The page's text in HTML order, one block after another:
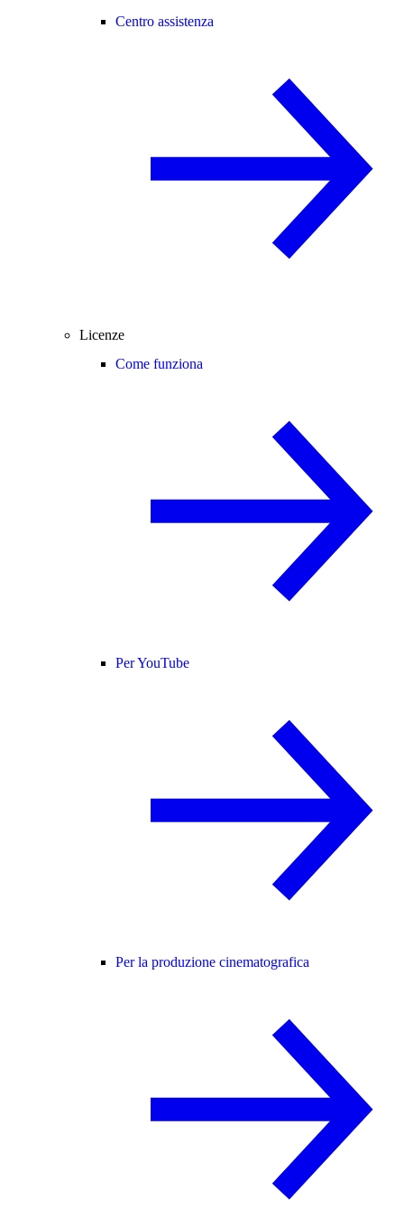
Centro assistenza
Licenze
Come funziona
Per YouTube
Per la produzione cinematografica